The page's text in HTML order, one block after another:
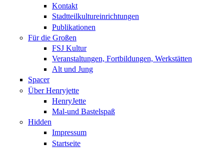
Kontakt
Stadtteilkultureinrichtungen
Publikationen
Für die Großen
FSJ Kultur
Veranstaltungen, Fortbildungen, Werkstätten
Alt und Jung
Spacer
Über Henryjette
HenryJette
Mal-und Bastelspaß
Hidden
Impressum
Startseite